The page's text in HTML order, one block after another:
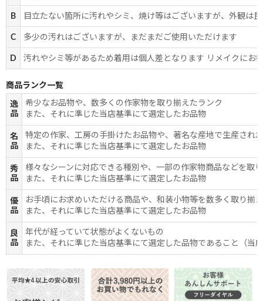
B 目立たない箇所に汚れやシミ、焼け等はございますが、外観は
C 多少の汚れはございますが、まだまだご使用いただけます
D 汚れやシミ等があるため着用は個人差となります リメイクにお
商品ランク一覧
逸
品
希少なお品物や、数多くの作家物を取り揃えたランク
また、それに準じた当店基準にて選定したお品物
名
品
特定の作家、工房の手掛けたお品物や、著名な産地で生産され
また、それに準じた当店基準にて選定したお品物
秀
品
様々なシーンに対応できる種別や、一部の作家物商品などを取
また、それに準じた当店基準にて選定したお品物
優
品
お手頃にお求めいただける商品や、和装小物等を数多く取り揃
また、それに準じた当店基準にて選定したお品物
良
品
年代が経っていて状態がよくないもの
また、それに準じた当店基準にて選定した品物であること（当